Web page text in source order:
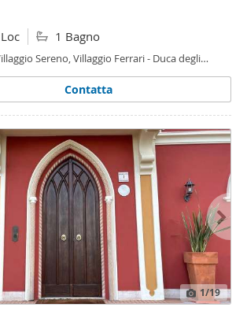
1 Bagno
Sereno, Villaggio Ferrari - Duca degli
Contatta
1/19